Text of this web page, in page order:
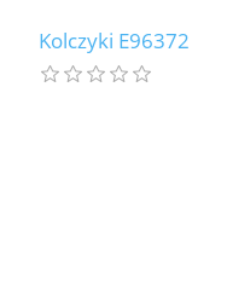
Kolczyki E96372